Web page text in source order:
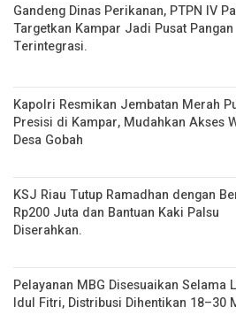
Gandeng Dinas Perikanan, PTPN IV
Targetkan Kampar Jadi Pusat Pangan
Terintegrasi.
Kapolri Resmikan Jembatan Merah
Presisi di Kampar, Mudahkan Akses
Desa Gobah
KSJ Riau Tutup Ramadhan dengan
Rp200 Juta dan Bantuan Kaki Palsu
Diserahkan.
Pelayanan MBG Disesuaikan Selama
Idul Fitri, Distribusi Dihentikan 18–30